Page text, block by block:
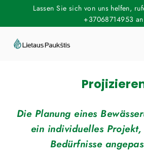
Lassen Sie sich von uns helfen,
+37068714953 an
Die Planung eines
ein individuelles
Bedürfnisse